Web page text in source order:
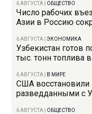
6 АВГУСТА ОБЩЕСТВО
Число рабочих
Азии в Россию
6 АВГУСТА |ЭКОНОМИКА
Узбекистан готов
тыс. тонн топлива
6 АВГУСТА В МИРЕ
США
разведданными с
6 АВГУСТА ОБЩЕСТВО